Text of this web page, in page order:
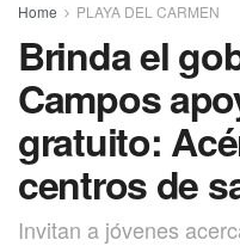
Home PLAYA DEL CARMEN
Brinda el
Campos
gratuito:
centros de
Invitan a jóvenes